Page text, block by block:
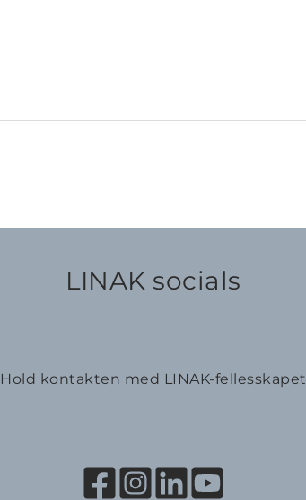
LINAK socials
Hold kontakten med LINAK-fellesskapet